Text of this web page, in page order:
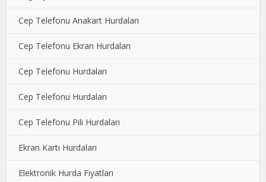
Cep Telefonu Anakart Hurdaları
Cep Telefonu Ekran Hurdaları
Cep Telefonu Hurdaları
Cep Telefonu Hurdaları
Cep Telefonu Pili Hurdaları
Ekran Kartı Hurdaları
Elektronik Hurda Fiyatları